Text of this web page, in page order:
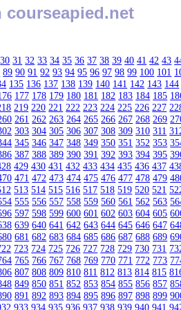
30 31 32 33 34 35 36 37 38 39 40 41 42 43
89 90 91 92 93 94 95 96 97 98 99 100 101
135 136 137 138 139 140 141 142 143 144
177 178 179 180 181 182 183 184 185
219 220 221 222 223 224 225 226 227
261 262 263 264 265 266 267 268 269
303 304 305 306 307 308 309 310 311
345 346 347 348 349 350 351 352 353
387 388 389 390 391 392 393 394 395
429 430 431 432 433 434 435 436 437
471 472 473 474 475 476 477 478 479
513 514 515 516 517 518 519 520 521
555 556 557 558 559 560 561 562 563
597 598 599 600 601 602 603 604 605
639 640 641 642 643 644 645 646 647
681 682 683 684 685 686 687 688 689
723 724 725 726 727 728 729 730 731
765 766 767 768 769 770 771 772 773
807 808 809 810 811 812 813 814 815
849 850 851 852 853 854 855 856 857
891 892 893 894 895 896 897 898 899
933 934 935 936 937 938 939 940 941